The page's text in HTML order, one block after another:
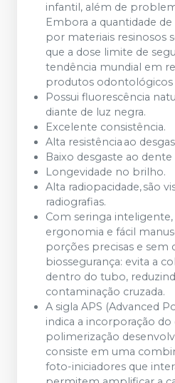
infantil, além de
Embora a quantidade de
por materiais resinosos
que a dose limite de
tendência mundial em
produtos odontológicos
Possui fluorescência
diante de luz negra.
Excelente consistência.
Alta resistência ao
Baixo desgaste ao
Longevidade no brilho.
Alta radiopacidade, são
radiografias.
Com seringa
ergonomia e fácil
porções precisas e sem
biossegurança: evita a
dentro do tubo,
contaminação cruzada.
A sigla APS (Advanced
indica a incorporação
polimerização
consiste em uma
foto-iniciadores que